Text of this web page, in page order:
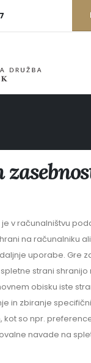
v računalništvu
na računalniku
uporabe. Gre
strani
obisku iste
in zbiranje
kot so npr.
navade na